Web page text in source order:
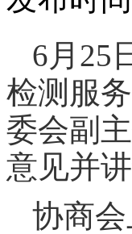
6月25
检测服
委会副
意见并
协商